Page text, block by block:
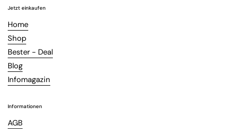
Jetzt einkaufen
Home
Shop
Bester - Deal
Blog
Infomagazin
Informationen
AGB